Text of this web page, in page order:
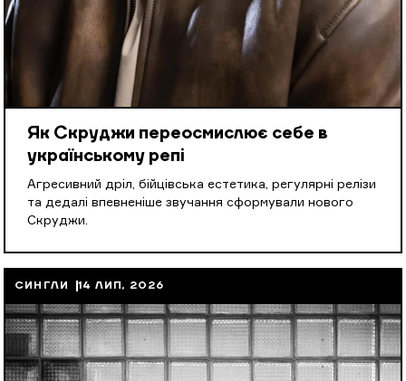
Як Скруджи переосмислює себе в
українському репі
Агресивний дріл, бійцівська естетика, регулярні релізи
та дедалі впевненіше звучання сформували нового
Скруджи.
СИНГЛИ 14 ЛИП, 2026